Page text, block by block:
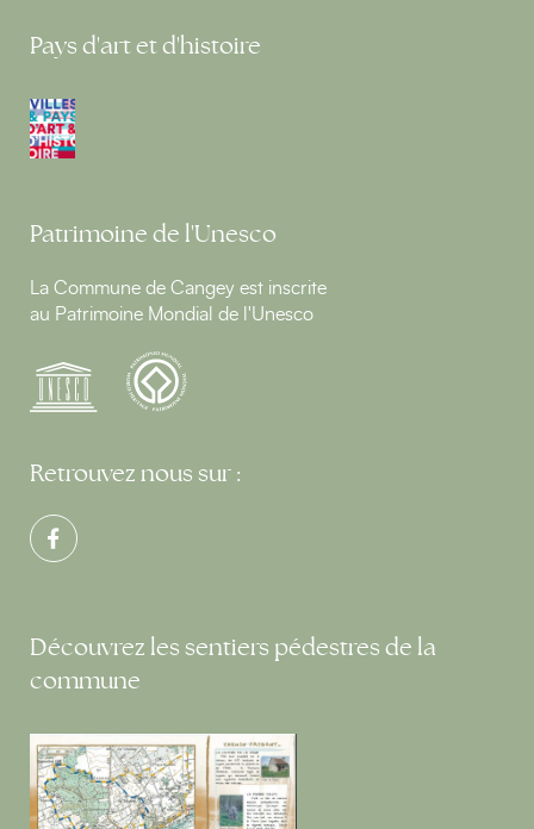
Pays d'art et d'histoire
Patrimoine de l'Unesco
La Commune de Cangey est inscrite
au Patrimoine Mondial de l'Unesco
Retrouvez nous sur :
Découvrez les sentiers pédestres de la
commune